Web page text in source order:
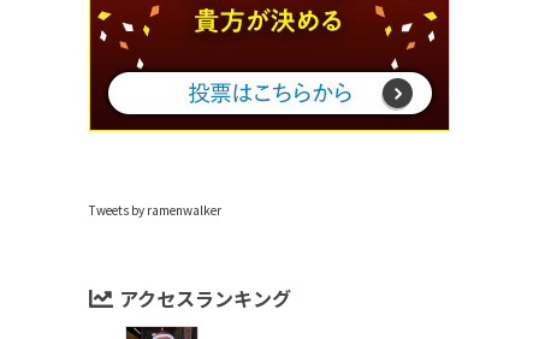
Tweets by ramenwalker
アクセスランキング